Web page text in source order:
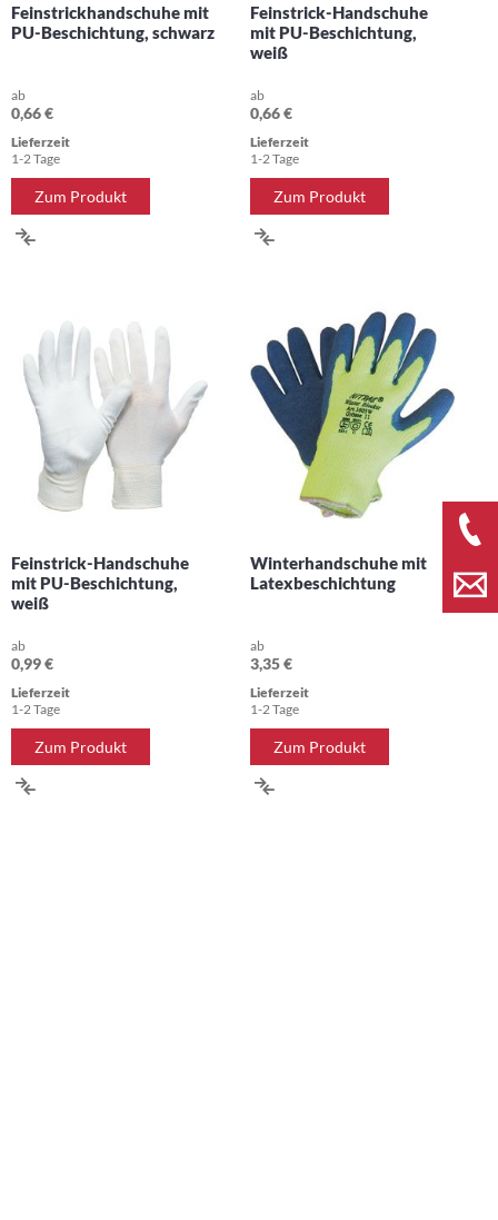
Feinstrickhandschuhe mit
PU-Beschichtung, schwarz
ab
0,66 €
Lieferzeit
1-2 Tage
Zum Produkt
Feinstrick-Handschuhe
mit PU-Beschichtung,
weiß
ab
0,66 €
Lieferzeit
1-2 Tage
Zum Produkt
HINZUFÜGEN
Feinstrick-Handschuhe
mit PU-Beschichtung,
weiß
ab
0,99 €
Lieferzeit
1-2 Tage
Zum Produkt
Winterhandschuhe mit
Latexbeschichtung
ab
3,35 €
Lieferzeit
1-2 Tage
Zum Produkt